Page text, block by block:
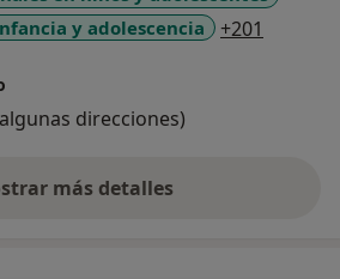
de terapia:
y adolescencia
+201
direcciones)
más detalles
sobre la experiencia